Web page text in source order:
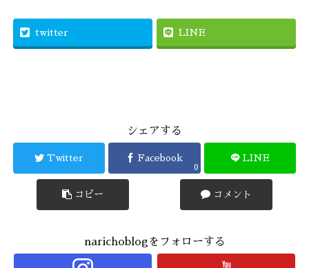
twitter LINE
シェアする
Twitter Facebook
0
LINE
コピー コメント
narichoblogをフォローする